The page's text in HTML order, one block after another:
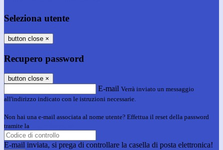
Seleziona utente
button close ×
Recupero password
button close ×
E-mail Verrà inviato un messaggio
all'indirizzo indicato con le istruzioni necessarie.
Non hai una e-mail associata al nome utente? Effettua il reset della password
tramite la
E-mail inviata, si prega di controllare la casella di posta elettronica!